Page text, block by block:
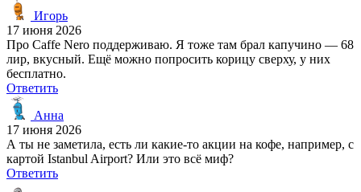
Игорь
17 июня 2026
Про Caffe Nero поддерживаю. Я тоже там брал капучино — 68
лир, вкусный. Ещё можно попросить корицу сверху, у них
бесплатно.
Ответить
Анна
17 июня 2026
А ты не заметила, есть ли какие-то акции на кофе, например, с
картой Istanbul Airport? Или это всё миф?
Ответить